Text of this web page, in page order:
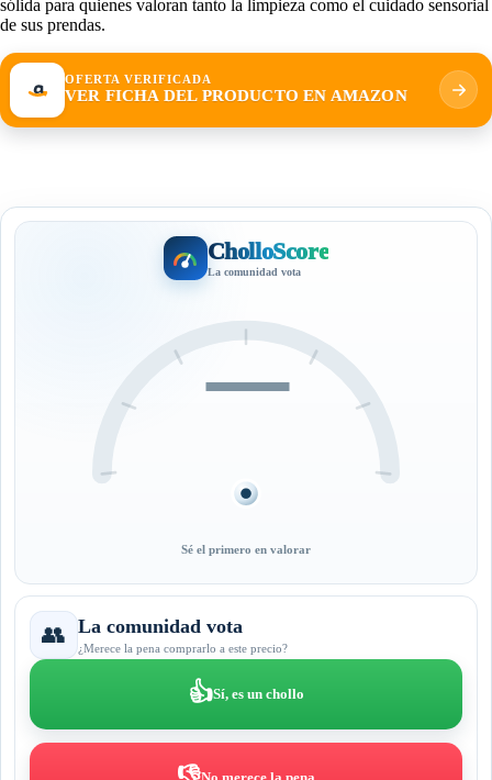
sólida para quienes valoran tanto la limpieza como el cuidado sensorial
de sus prendas.
OFERTA VERIFICADA
VER FICHA DEL PRODUCTO EN AMAZON
CholloScore
La comunidad vota
—
Sé el primero en valorar
👥 La comunidad vota
¿Merece la pena comprarlo a este precio?
👍Sí, es un chollo